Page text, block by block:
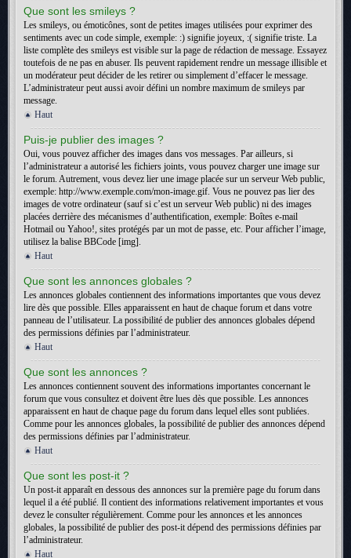
Que sont les smileys ?
Les smileys, ou émoticônes, sont de petites images utilisées pour exprimer des
sentiments avec un code simple, exemple: :) signifie joyeux, :( signifie triste. La
liste complète des smileys est visible sur la page de rédaction de message. Essayez
toutefois de ne pas en abuser. Ils peuvent rapidement rendre un message illisible et
un modérateur peut décider de les retirer ou simplement d’effacer le message.
L’administrateur peut aussi avoir défini un nombre maximum de smileys par
message.
Haut
Puis-je publier des images ?
Oui, vous pouvez afficher des images dans vos messages. Par ailleurs, si
l’administrateur a autorisé les fichiers joints, vous pouvez charger une image sur
le forum. Autrement, vous devez lier une image placée sur un serveur Web public,
exemple: http://www.exemple.com/mon-image.gif. Vous ne pouvez pas lier des
images de votre ordinateur (sauf si c’est un serveur Web public) ni des images
placées derrière des mécanismes d’authentification, exemple: Boîtes e-mail
Hotmail ou Yahoo!, sites protégés par un mot de passe, etc. Pour afficher l’image,
utilisez la balise BBCode [img].
Haut
Que sont les annonces globales ?
Les annonces globales contiennent des informations importantes que vous devez
lire dès que possible. Elles apparaissent en haut de chaque forum et dans votre
panneau de l’utilisateur. La possibilité de publier des annonces globales dépend
des permissions définies par l’administrateur.
Haut
Que sont les annonces ?
Les annonces contiennent souvent des informations importantes concernant le
forum que vous consultez et doivent être lues dès que possible. Les annonces
apparaissent en haut de chaque page du forum dans lequel elles sont publiées.
Comme pour les annonces globales, la possibilité de publier des annonces dépend
des permissions définies par l’administrateur.
Haut
Que sont les post-it ?
Un post-it apparaît en dessous des annonces sur la première page du forum dans
lequel il a été publié. Il contient des informations relativement importantes et vous
devez le consulter régulièrement. Comme pour les annonces et les annonces
globales, la possibilité de publier des post-it dépend des permissions définies par
l’administrateur.
Haut